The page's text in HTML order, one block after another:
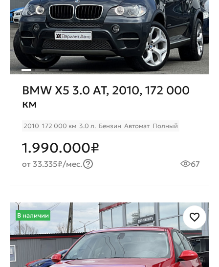
BMW X5 3.0 AT, 2010, 172 000
км
2010 172 000 км 3.0 л. Бензин Автомат Полный
1.990.000₽
от 33.335₽/мес. 67
В наличии